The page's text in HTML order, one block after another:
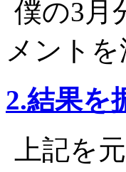
僕の3月
メント
2.結果
上記を